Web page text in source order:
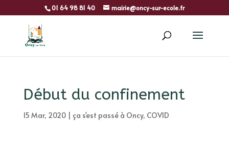
01 64 98 81 40 mairie@oncy-sur-ecole.fr
Début du confinement
15 Mar, 2020| ça s'est passé à Oncy, COVID